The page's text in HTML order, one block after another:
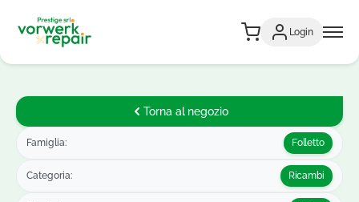
Login
Torna al negozio
Famiglia: Folletto
Categoria: Ricambi